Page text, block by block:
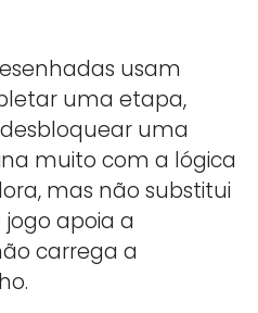
usam
uma etapa,
uma
muito com a lógica
mas não substitui
apoia a
carrega a